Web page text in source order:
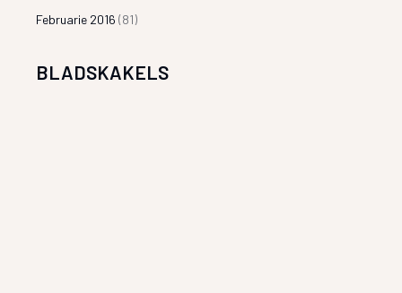
Februarie 2016 (81)
BLADSKAKELS